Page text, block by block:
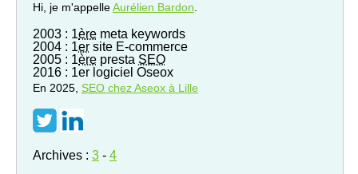
Hi, je m'appelleAurélien Bardon
2003 : 1ère meta keywords
2004 : 1er site E-commerce
2005 : 1ère presta SEO
2016 : 1er logiciel Oseox
En 2025, SEO chez Aseox à Lille
Archives : 3 - 4